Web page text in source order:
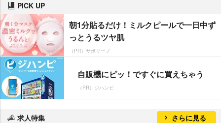
PICK UP
朝1分貼るだけ！ミルクピールで一日中ず
っとうるツヤ肌
（PR）サボリーノ
自販機にピッ！ですぐに買えちゃう
（PR）ジハンピ
求人特集 さらに見る